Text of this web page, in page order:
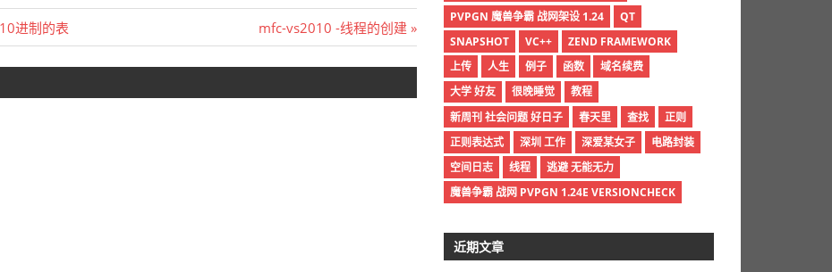
进制的表
Next
Post:
mfc-vs2010 -线程的创建
PVPGN 魔兽争霸 战网架设 1.24
QT
SNAPSHOT
VC++
ZEND FRAMEWORK
上传
人生 例子 函数
域名续费
大学 好友
很晚睡觉
教程
新周刊 社会问题 好日子
春天里 查找
正则
正则表达式
深圳 工作 深爱某女子
电路封装
空间日志
线程
逃避 无能无力
魔兽争霸 战网 PVPGN 1.24E VERSIONCHECK
近期文章